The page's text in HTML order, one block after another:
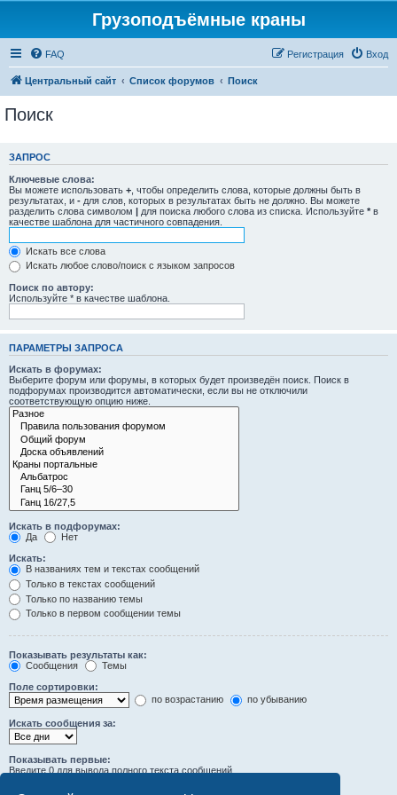
Грузоподъёмные краны
FAQ Вход
Регистрация
Центральный сайт Список форумов Поиск
Поиск
ЗАПРОС
Ключевые слова:
Вы можете использовать + , чтобы определить слова, которые должны быть в
результатах, и - для слов, которых в результатах быть не должно. Вы можете
разделить слова символом | для поиска любого слова из списка. Используйте * в
качестве шаблона для частичного совпадения.
Искать все слова
Искать любое слово/поиск с языком запросов
Поиск по автору:
Используйте * в качестве шаблона.
ПАРАМЕТРЫ ЗАПРОСА
Искать в форумах:
Выберите форум или форумы, в которых будет произведён поиск. Поиск в
подфорумах производится автоматически, если вы не отключили
соответствующую опцию ниже.
Искать в подфорумах:
Да
Нет
Искать:
В названиях тем и текстах сообщений
Только в текстах сообщений
Только по названию темы
Только в первом сообщении темы
Показывать результаты как:
Сообщения
Темы
Поле сортировки:
по возрастанию
по убыванию
Искать сообщения за:
Показывать первые:
Введите 0 для вывода полного текста сообщений.